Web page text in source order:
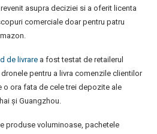
asupra deciziei si a oferit licenta
comerciale doar pentru patru
de livrare a fost testat de retailerul
pentru a livra comenzile clientilor
ora fata de cele trei depozite ale
și Guangzhou.
produse voluminoase, pachetele